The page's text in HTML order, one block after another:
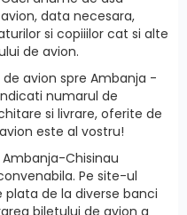
data necesara,
si copiiilor cat si alte
de avion.
avion spre Ambanja -
numarul de
si livrare, oferite de
este al vostru!
Ambanja-Chisinau
Pe site-ul
de la diverse banci
biletului de avion a